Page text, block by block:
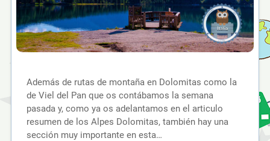
Además de rutas de montaña en Dolomitas como la
de Viel del Pan que os contábamos la semana
pasada y, como ya os adelantamos en el articulo
resumen de los Alpes Dolomitas, también hay una
sección muy importante en esta…